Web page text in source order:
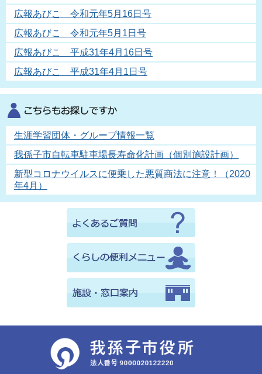
広報あびこ 令和元年5月16日号
広報あびこ 令和元年5月1日号
広報あびこ 平成31年4月16日号
広報あびこ 平成31年4月1日号
生涯学習団体・グループ情報一覧
我孫子市自転車駐車場長寿命化計画（個別施設計画）
新型コロナウイルスに便乗した悪質商法に注意！（2020
年4月）